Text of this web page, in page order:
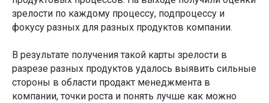
зрелости по каждому процессу, подпроцессу и
фокусу разных для разных продуктов компании.
В результате получения такой карты зрелости в
разрезе разных продуктов удалось выявить сильные
стороны в области продакт менеджмента в
компании, точки роста и понять лучше как можно